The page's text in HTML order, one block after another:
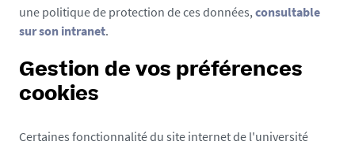
une politique de protection de ces données,consultable
sur son intranet.
Gestion de vos préférences
cookies
Certaines fonctionnalité du site internet de l'université